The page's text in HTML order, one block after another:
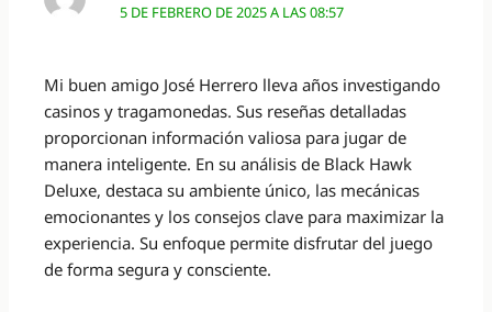
5 DE FEBRERO DE 2025 A LAS 08:57
Mi buen amigo José Herrero lleva años investigando
casinos y tragamonedas. Sus reseñas detalladas
proporcionan información valiosa para jugar de
manera inteligente. En su análisis de Black Hawk
Deluxe, destaca su ambiente único, las mecánicas
emocionantes y los consejos clave para maximizar la
experiencia. Su enfoque permite disfrutar del juego
de forma segura y consciente.